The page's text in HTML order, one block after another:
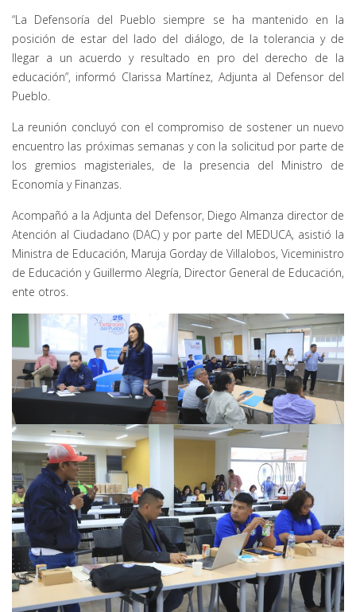
“La Defensoría del Pueblo siempre se ha mantenido en la
posición de estar del lado del diálogo, de la tolerancia y de
llegar a un acuerdo y resultado en pro del derecho de la
educación”, informó Clarissa Martínez, Adjunta al Defensor del
Pueblo.
La reunión concluyó con el compromiso de sostener un nuevo
encuentro las próximas semanas y con la solicitud por parte de
los gremios magisteriales, de la presencia del Ministro de
Economía y Finanzas.
Acompañó a la Adjunta del Defensor, Diego Almanza director de
Atención al Ciudadano (DAC) y por parte del MEDUCA, asistió la
Ministra de Educación, Maruja Gorday de Villalobos, Viceministro
de Educación y Guillermo Alegría, Director General de Educación,
ente otros.